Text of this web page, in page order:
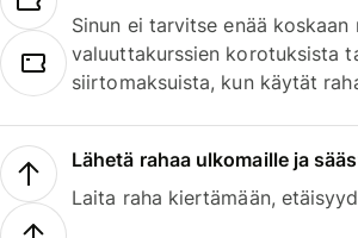
Sinun ei tarvitse enää koskaan
valuuttakurssien korotuksista
siirtomaksuista, kun käytät
Lähetä rahaa ulkomaille ja
Laita raha kiertämään,